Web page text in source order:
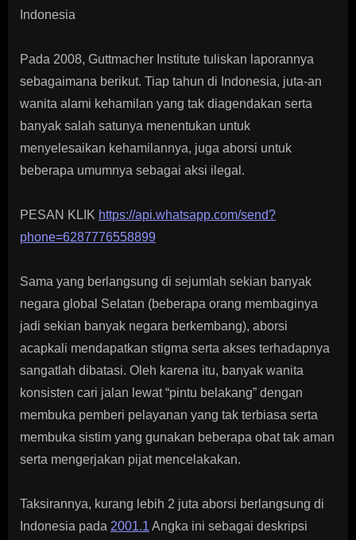
Indonesia
Pada 2008, Guttmacher Institute tuliskan laporannya
sebagaimana berikut. Tiap tahun di Indonesia, juta-an
wanita alami kehamilan yang tak diagendakan serta
banyak salah satunya menentukan untuk
menyelesaikan kehamilannya, juga aborsi untuk
beberapa umumnya sebagai aksi ilegal.
PESAN KLIK https://api.whatsapp.com/send?
phone=6287776558899
Sama yang berlangsung di sejumlah sekian banyak
negara global Selatan (beberapa orang membaginya
jadi sekian banyak negara berkembang), aborsi
acapkali mendapatkan stigma serta akses terhadapnya
sangatlah dibatasi. Oleh karena itu, banyak wanita
konsisten cari jalan lewat “pintu belakang” dengan
membuka pemberi pelayanan yang tak terbiasa serta
membuka sistim yang gunakan beberapa obat tak aman
serta mengerjakan pijat mencelakakan.
Taksirannya, kurang lebih 2 juta aborsi berlangsung di
Indonesia pada 2001.1 Angka ini sebagai deskripsi